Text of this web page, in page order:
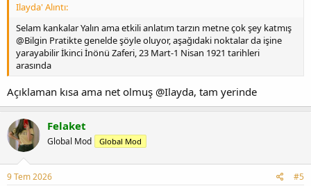
Ilayda' Alıntı:
Selam kankalar Yalın ama etkili anlatım tarzın metne çok şey katmış
@Bilgin Pratikte genelde şöyle oluyor, aşağıdaki noktalar da işine
yarayabilir İkinci İnönü Zaferi, 23 Mart-1 Nisan 1921 tarihleri
arasında
Açıklaman kısa ama net olmuş @Ilayda, tam yerinde
Felaket
Global Mod Global Mod
9 Tem 2026 #5